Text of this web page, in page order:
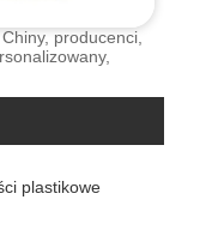
producenci,
plastikowe